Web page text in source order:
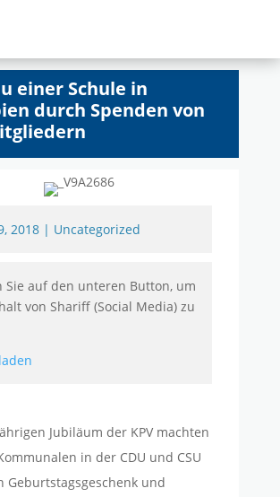
einer Schule in
durch Spenden von
2018| Uncategorized
Sie auf den unteren Button, um
von Shariff (Social Media) zu
Jubiläum der KPV machten
in der CDU und CSU
Geburtstagsgeschenk und